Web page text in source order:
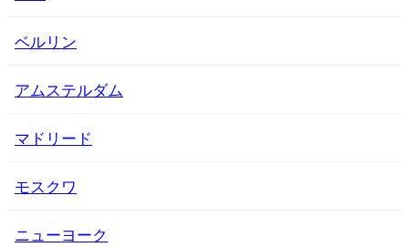
ベルリン
アムステルダム
マドリード
モスクワ
ニューヨーク